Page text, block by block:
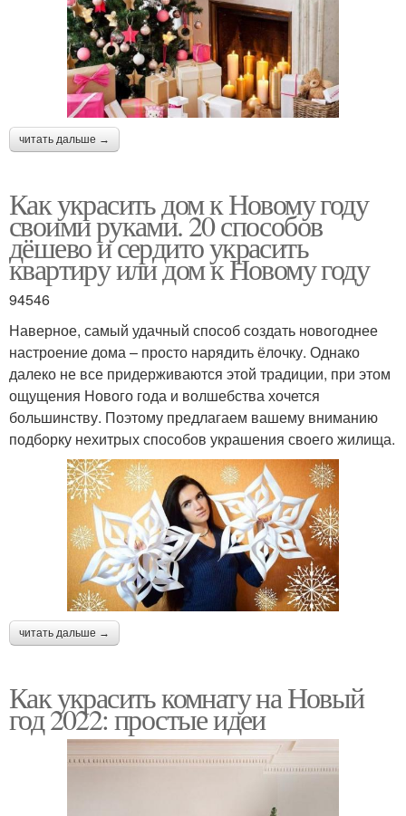
читать дальше →
Как украсить дом к Новому году
своими руками. 20 способов
дёшево и сердито украсить
квартиру или дом к Новому году
94546
Наверное, самый удачный способ создать новогоднее
настроение дома – просто нарядить ёлочку. Однако
далеко не все придерживаются этой традиции, при этом
ощущения Нового года и волшебства хочется
большинству. Поэтому предлагаем вашему вниманию
подборку нехитрых способов украшения своего жилища.
читать дальше →
Как украсить комнату на Новый
год 2022: простые идеи